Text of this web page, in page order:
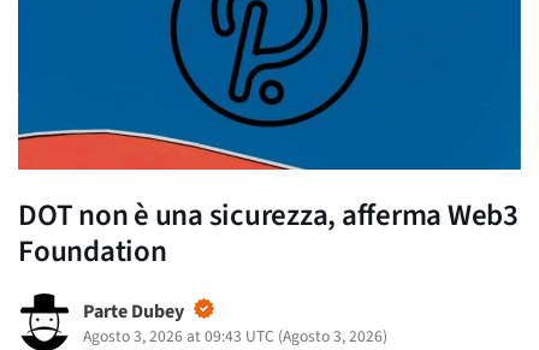
DOT non è una sicurezza, afferma Web3
Foundation
Parte Dubey
Agosto 3, 2026 at 09:43 UTC (Agosto 3, 2026)